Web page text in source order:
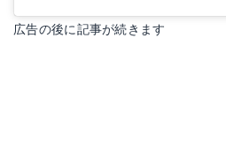
広告の後に記事が続きます